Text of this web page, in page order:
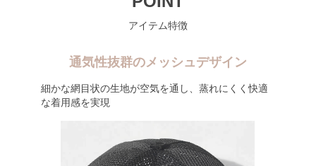
アイテム特徴
通気性抜群のメッシュデザイン
細かな網目状の生地が空気を通し、蒸れにくく快適
な着用感を実現